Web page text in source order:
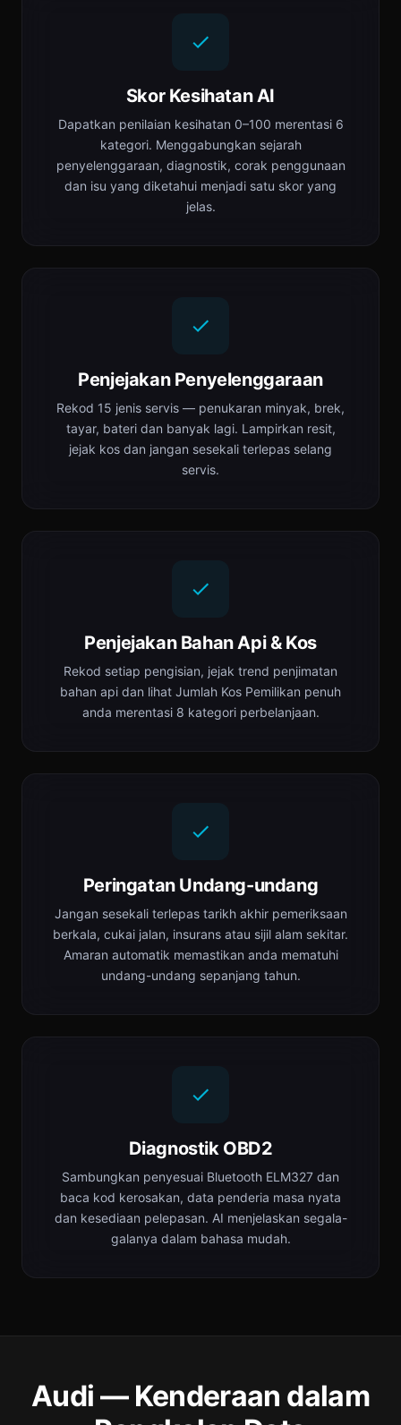
Skor Kesihatan AI
Dapatkan penilaian kesihatan 0–100 merentasi 6
kategori. Menggabungkan sejarah
penyelenggaraan, diagnostik, corak penggunaan
dan isu yang diketahui menjadi satu skor yang
jelas.
Penjejakan Penyelenggaraan
Rekod 15 jenis servis — penukaran minyak, brek,
tayar, bateri dan banyak lagi. Lampirkan resit,
jejak kos dan jangan sesekali terlepas selang
servis.
Penjejakan Bahan Api & Kos
Rekod setiap pengisian, jejak trend penjimatan
bahan api dan lihat Jumlah Kos Pemilikan penuh
anda merentasi 8 kategori perbelanjaan.
Peringatan Undang-undang
Jangan sesekali terlepas tarikh akhir pemeriksaan
berkala, cukai jalan, insurans atau sijil alam sekitar.
Amaran automatik memastikan anda mematuhi
undang-undang sepanjang tahun.
Diagnostik OBD2
Sambungkan penyesuai Bluetooth ELM327 dan
baca kod kerosakan, data penderia masa nyata
dan kesediaan pelepasan. AI menjelaskan segala-
galanya dalam bahasa mudah.
Audi — Kenderaan dalam